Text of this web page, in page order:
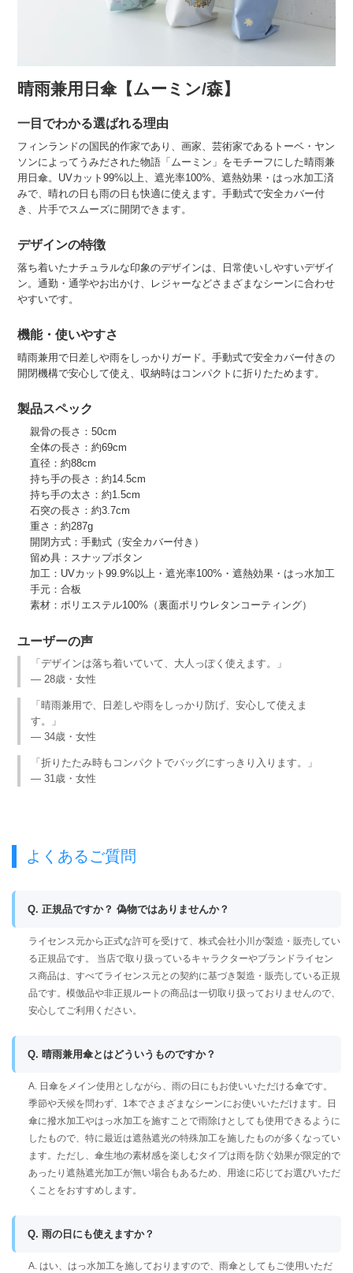
晴雨兼用日傘【ムーミン/森】
一目でわかる選ばれる理由
フィンランドの国民的作家であり、画家、芸術家であるトーベ・ヤン
ソンによってうみだされた物語「ムーミン」をモチーフにした晴雨兼
用日傘。UVカット99%以上、遮光率100%、遮熱効果・はっ水加工済
みで、晴れの日も雨の日も快適に使えます。手動式で安全カバー付
き、片手でスムーズに開閉できます。
デザインの特徴
落ち着いたナチュラルな印象のデザインは、日常使いしやすいデザイ
ン。通勤・通学やお出かけ、レジャーなどさまざまなシーンに合わせ
やすいです。
機能・使いやすさ
晴雨兼用で日差しや雨をしっかりガード。手動式で安全カバー付きの
開閉機構で安心して使え、収納時はコンパクトに折りたためます。
製品スペック
親骨の長さ：50cm
全体の長さ：約69cm
直径：約88cm
持ち手の長さ：約14.5cm
持ち手の太さ：約1.5cm
石突の長さ：約3.7cm
重さ：約287g
開閉方式：手動式（安全カバー付き）
留め具：スナップボタン
加工：UVカット99.9%以上・遮光率100%・遮熱効果・はっ水加工
手元：合板
素材：ポリエステル100%（裏面ポリウレタンコーティング）
ユーザーの声
「デザインは落ち着いていて、大人っぽく使えます。」
— 28歳・女性
「晴雨兼用で、日差しや雨をしっかり防げ、安心して使えま
す。」
— 34歳・女性
「折りたたみ時もコンパクトでバッグにすっきり入ります。」
— 31歳・女性
よくあるご質問
Q. 正規品ですか？ 偽物ではありませんか？
ライセンス元から正式な許可を受けて、株式会社小川が製造・販売してい
る正規品です。 当店で取り扱っているキャラクターやブランドライセン
ス商品は、すべてライセンス元との契約に基づき製造・販売している正規
品です。模倣品や非正規ルートの商品は一切取り扱っておりませんので、
安心してご利用ください。
Q. 晴雨兼用傘とはどういうものですか？
A. 日傘をメイン使用としながら、雨の日にもお使いいただける傘です。
季節や天候を問わず、1本でさまざまなシーンにお使いいただけます。日
傘に撥水加工やはっ水加工を施すことで雨除けとしても使用できるように
したもので、特に最近は遮熱遮光の特殊加工を施したものが多くなってい
ます。ただし、傘生地の素材感を楽しむタイプは雨を防ぐ効果が限定的で
あったり遮熱遮光加工が無い場合もあるため、用途に応じてお選びいただ
くことをおすすめします。
Q. 雨の日にも使えますか？
A. はい、はっ水加工を施しておりますので、雨傘としてもご使用いただ